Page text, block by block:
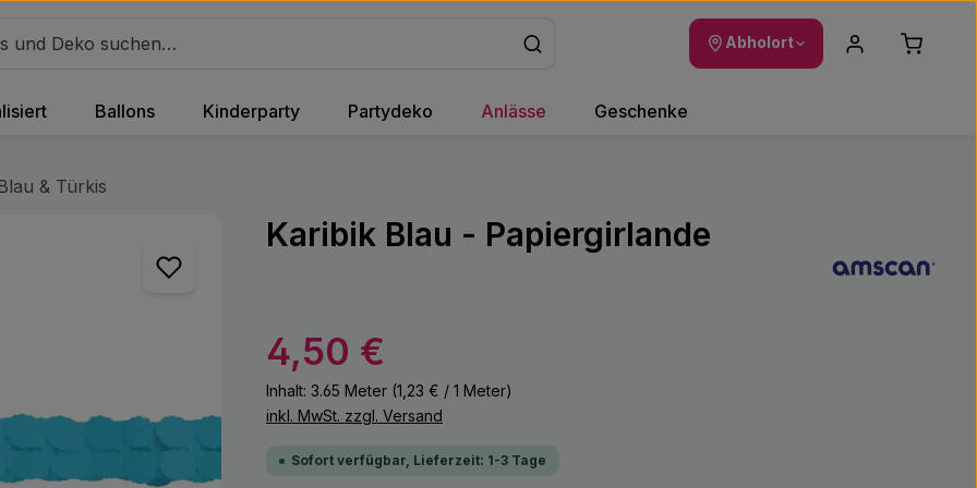
Abholort
Ballons Kinderparty Partydeko Anlässe Geschenke
& Türkis
Karibik Blau - Papiergirlande
Regulärer Preis:
4,50 €
Inhalt: 3.65 Meter (1,23 € / 1 Meter)
inkl. MwSt. zzgl. Versand
Sofort verfügbar, Lieferzeit: 1-3 Tage